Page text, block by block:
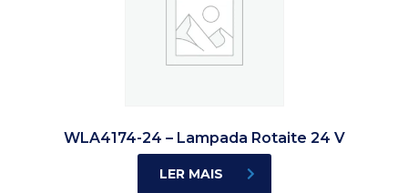
WLA4174-24 – Lampada Rotaite 24 V
LER MAIS